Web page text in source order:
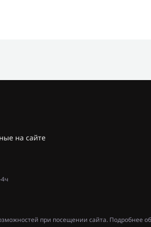
на сайте
при посещении сайта. Подробнее